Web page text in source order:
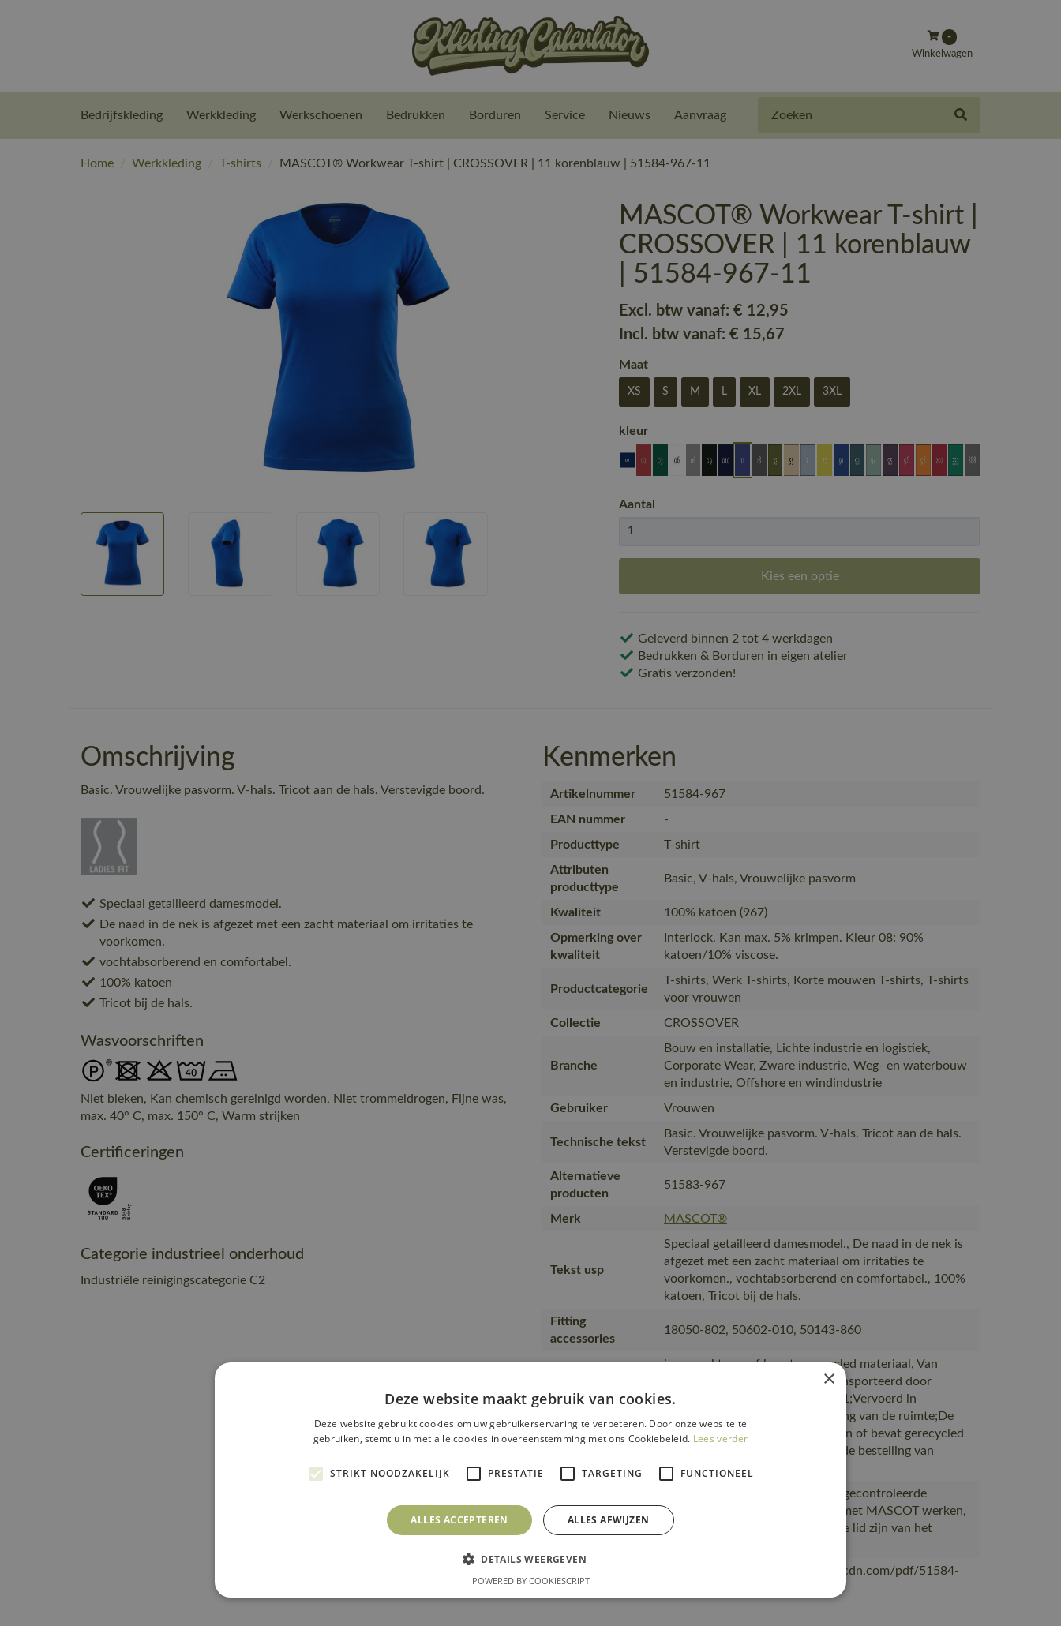
-
Winkelwagen
Bedrijfskleding Werkkleding Werkschoenen Bedrukken Borduren Service Nieuws Aanvraag
Home / Werkkleding / T-shirts / MASCOT® Workwear T-shirt | CROSSOVER | 11 korenblauw | 51584-967-11
MASCOT® Workwear T-shirt |
CROSSOVER | 11 korenblauw
| 51584-967-11
Excl. btw vanaf:€ 12,95
Incl. btw vanaf:€ 15,67
Maat
XS S M L XL 2XL 3XL
kleur
Aantal
Kies een optie
Geleverd binnen 2 tot 4 werkdagen
Bedrukken & Borduren in eigen atelier
Gratis verzonden!
Omschrijving
Basic. Vrouwelijke pasvorm. V-hals. Tricot aan de hals. Verstevigde boord.
Speciaal getailleerd damesmodel.
De naad in de nek is afgezet met een zacht materiaal om irritaties te
voorkomen.
vochtabsorberend en comfortabel.
100% katoen
Tricot bij de hals.
Wasvoorschriften
Niet bleken, Kan chemisch gereinigd worden, Niet trommeldrogen, Fijne was,
max. 40° C, max. 150° C, Warm strijken
Certificeringen
Categorie industrieel onderhoud
Industriële reinigingscategorie C2
Kenmerken
Artikelnummer
51584-967
EAN nummer
-
Producttype
T-shirt
Attributen
producttype
Basic, V-hals, Vrouwelijke pasvorm
Kwaliteit
100% katoen (967)
Opmerking over
kwaliteit
Interlock. Kan max. 5% krimpen. Kleur 08: 90%
katoen/10% viscose.
Productcategorie
T-shirts, Werk T-shirts, Korte mouwen T-shirts, T-shirts
voor vrouwen
Collectie
CROSSOVER
Branche
Bouw en installatie, Lichte industrie en logistiek,
Corporate Wear, Zware industrie, Weg- en waterbouw
en industrie, Offshore en windindustrie
Gebruiker
Vrouwen
Technische tekst
Basic. Vrouwelijke pasvorm. V-hals. Tricot aan de hals.
Verstevigde boord.
Alternatieve
producten
51583-967
Merk MASCOT®
Tekst usp
Speciaal getailleerd damesmodel., De naad in de nek is
afgezet met een zacht materiaal om irritaties te
voorkomen., vochtabsorberend en comfortabel., 100%
katoen, Tricot bij de hals.
Fitting
accessories
18050-802, 50602-010, 50143-860
Transport en
verpakking
is gemaakt van of bevat gerecycled materiaal, Van
productie naar magazijnen getransporteerd door
transportpartners met ISO 14001;Vervoerd in
zendingen met maximale benutting van de ruimte;De
productverpakking is gemaakt van of bevat gerecycled
materiaal;De verpakking waarin de bestelling van
MASCOT
Productie
Geproduceerd in Bangladesh bij gecontroleerde
partners die al meer dan 10 jaar met MASCOT werken,
Geproduceerd bij leveranciers die lid zijn van het
Url product pdf
https://mascotsitecore-1ccb8.kxcdn.com/pdf/51584-
×
Deze website maakt gebruik van cookies.
Deze website gebruikt cookies om uw gebruikerservaring te verbeteren. Door onze website te
gebruiken, stemt u in met alle cookies in overeenstemming met ons Cookiebeleid. Lees verder
STRIKT NOODZAKELIJK PRESTATIE TARGETING FUNCTIONEEL
ALLES ACCEPTEREN ALLES AFWIJZEN
DETAILS WEERGEVEN
POWERED BY COOKIESCRIPT